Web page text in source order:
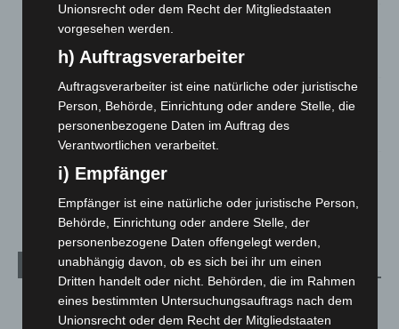
Region Hannover: 21 neue Notfallsanitäter starten beim
Roten Kreuz
5. August 2026
Mann läuft mit Hockeyschläger über A7 – Polizei sucht
Zeugen
5. August 2026
Celle: Mensch stirbt bei Bagger-Unfall auf Baustelle
Kategorien
Blaulicht
2.799
Unionsrecht oder dem Recht der Mitgliedstaaten
vorgesehen werden.
h) Auftragsverarbeiter
Auftragsverarbeiter ist eine natürliche oder juristische
Person, Behörde, Einrichtung oder andere Stelle, die
personenbezogene Daten im Auftrag des
Verantwortlichen verarbeitet.
i) Empfänger
Empfänger ist eine natürliche oder juristische Person,
Behörde, Einrichtung oder andere Stelle, der
personenbezogene Daten offengelegt werden,
unabhängig davon, ob es sich bei ihr um einen
Dritten handelt oder nicht. Behörden, die im Rahmen
eines bestimmten Untersuchungsauftrags nach dem
Unionsrecht oder dem Recht der Mitgliedstaaten